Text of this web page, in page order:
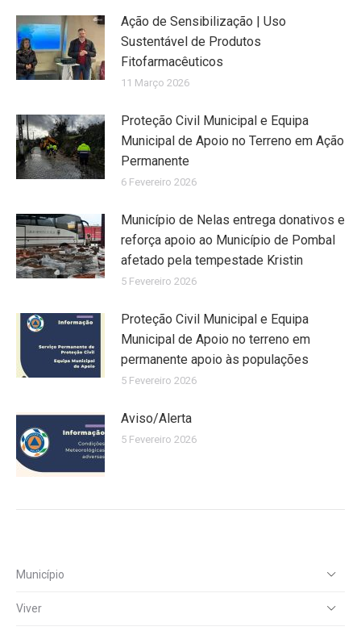
Ação de Sensibilização | Uso
Sustentável de Produtos
Fitofarmacêuticos
11 Março 2026
Proteção Civil Municipal e Equipa
Municipal de Apoio no Terreno em Ação
Permanente
6 Fevereiro 2026
Município de Nelas entrega donativos e
reforça apoio ao Município de Pombal
afetado pela tempestade Kristin
5 Fevereiro 2026
Proteção Civil Municipal e Equipa
Municipal de Apoio no terreno em
permanente apoio às populações
5 Fevereiro 2026
Aviso/Alerta
5 Fevereiro 2026
Município
Viver